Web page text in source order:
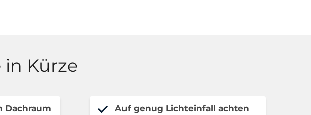
Kürze
Dachraum
Auf genug Lichteinfall achten